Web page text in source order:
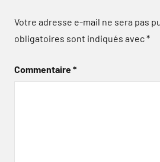
Votre adresse e-mail ne sera pas
obligatoires sont indiqués avec*
Commentaire*